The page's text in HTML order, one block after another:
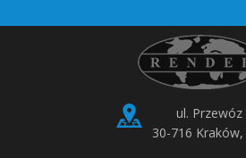
ul. Przewóz
30-716